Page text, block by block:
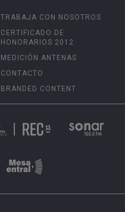
TRABAJA CON NOSOTROS
CERTIFICADO DE
HONORARIOS 2012
MEDICIÓN ANTENAS
CONTACTO
BRANDED CONTENT